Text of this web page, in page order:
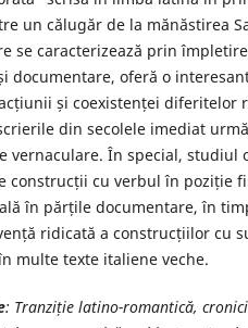
un călugăr de la mănăstirea
se caracterizează prin
documentare, oferă o
și coexistenței diferitelor
din secolele imediat
vernaculare. În special, studiul
construcții cu verbul în poziție
în părțile documentare, în
ridicată a construcțiilor cu
multe texte italiene veche.
: Tranziție latino-romantică,